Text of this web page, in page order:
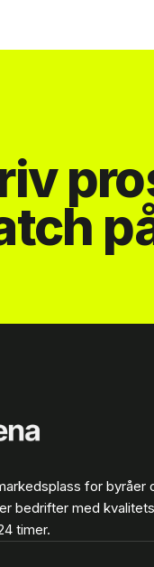
for byråer
bedrifter med
timer.